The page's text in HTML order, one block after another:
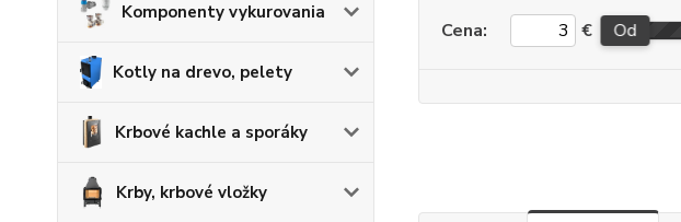
Komponenty vykurovania
Kotly na drevo, pelety
Krbové kachle a sporáky
Krby, krbové vložky
Cena: € Od